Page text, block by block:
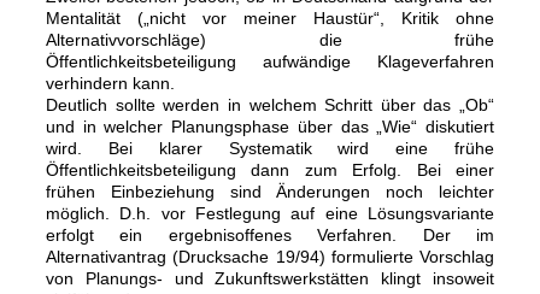
Mentalität („nicht vor meiner Haustür“, Kritik ohne
Alternativvorschläge) die frühe
Öffentlichkeitsbeteiligung aufwändige Klageverfahren
verhindern kann.
Deutlich sollte werden in welchem Schritt über das „Ob“
und in welcher Planungsphase über das „Wie“ diskutiert
wird. Bei klarer Systematik wird eine frühe
Öffentlichkeitsbeteiligung dann zum Erfolg. Bei einer
frühen Einbeziehung sind Änderungen noch leichter
möglich. D.h. vor Festlegung auf eine Lösungsvariante
erfolgt ein ergebnisoffenes Verfahren. Der im
Alternativantrag (Drucksache 19/94) formulierte Vorschlag
von Planungs- und Zukunftswerkstätten klingt insoweit